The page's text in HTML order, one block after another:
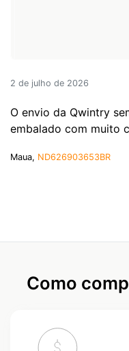
2 de julho de 2026
O envio da Qwintry
embalado com muito
Maua, ND626903653BR
Como